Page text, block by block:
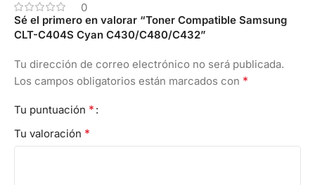
0
Sé el primero en valorar “Toner Compatible Samsung
CLT-C404S Cyan C430/C480/C432”
Tu dirección de correo electrónico no será publicada.
Los campos obligatorios están marcados con *
Tu puntuación *
Tu valoración *